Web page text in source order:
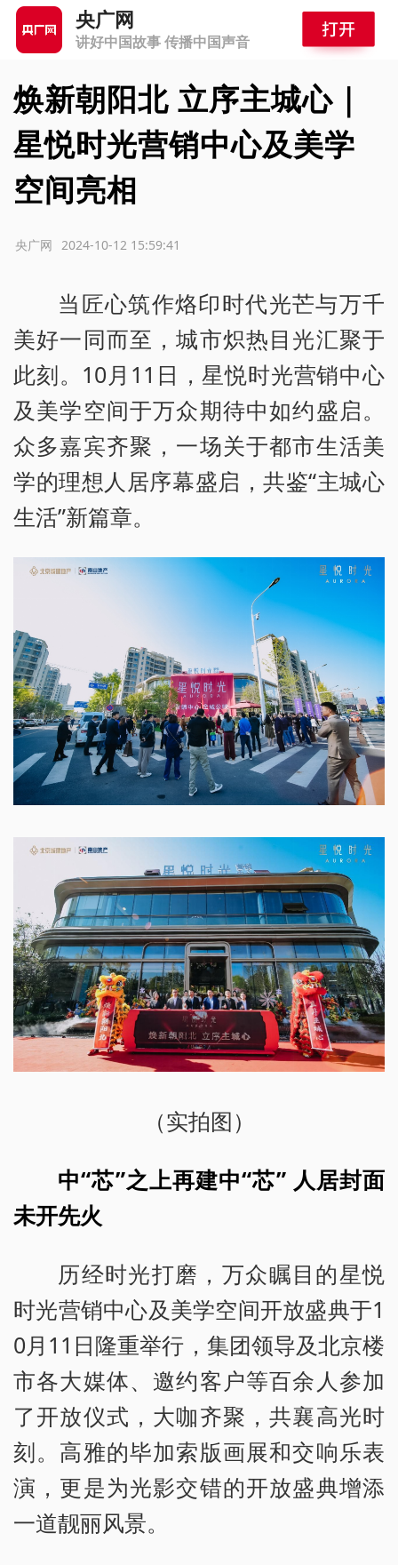
央广网
讲好中国故事 传播中国声音
焕新朝阳北 立序主城心｜
星悦时光营销中心及美学
空间亮相
2024-10-12 15:59:41
央广网
当匠心筑作烙印时代光芒与万千
美好一同而至，城市炽热目光汇聚于
此刻。10月11日，星悦时光营销中心
及美学空间于万众期待中如约盛启。
众多嘉宾齐聚，一场关于都市生活美
学的理想人居序幕盛启，共鉴“主城心
生活”新篇章。
（实拍图）
中“芯”之上再建中“芯” 人居封面
未开先火
历经时光打磨，万众瞩目的星悦
时光营销中心及美学空间开放盛典于1
0月11日隆重举行，集团领导及北京楼
市各大媒体、邀约客户等百余人参加
了开放仪式，大咖齐聚，共襄高光时
刻。高雅的毕加索版画展和交响乐表
演，更是为光影交错的开放盛典增添
一道靓丽风景。